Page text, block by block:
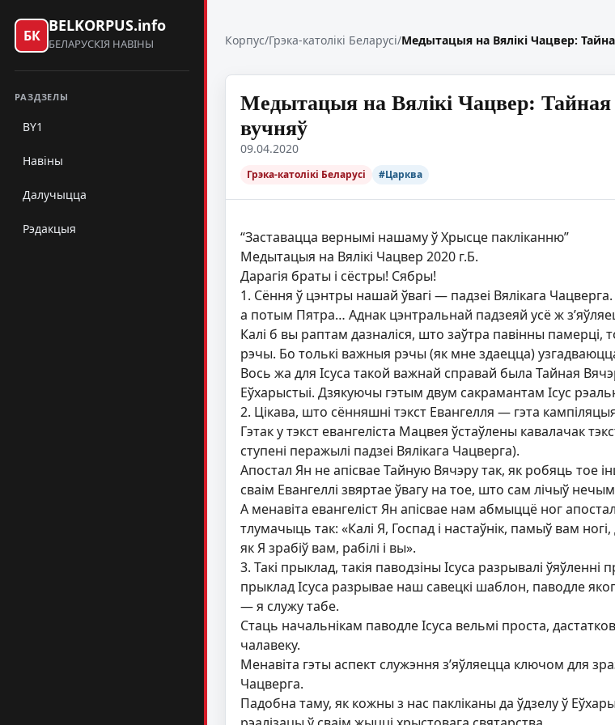
БК
BELKORPUS.info
БЕЛАРУСКІЯ НАВІНЫ
РАЗДЗЕЛЫ
BY1
Навіны
Далучыцца
Рэдакцыя
Корпус/Грэка-католікі Беларусі/Медытацыя на Вялікі Чацвер:
Медытацыя на Вялікі Чацвер: Тайная
вучняў
09.04.2020
Грэка-католікі Беларусі #Царква
“Заставацца вернымі нашаму ў Хрысце пакліканню”
Медытацыя на Вялікі Чацвер 2020 г.Б.
Дарагія браты і сёстры! Сябры!
1. Сёння ў цэнтры нашай ўвагі — падзеі Вялікага
а потым Пятра… Аднак цэнтральнай падзеяй усё ж
Калі б вы раптам дазналіся, што заўтра павінны
рэчы. Бо толькі важныя рэчы (як мне здаецца)
Вось жа для Ісуса такой важнай справай была Тайная
Еўхарыстыі. Дзякуючы гэтым двум сакрамантам Ісус
2. Цікава, што сённяшні тэкст Евангелля — гэта
Гэтак у тэкст евангеліста Мацвея ўстаўлены кавалачак
ступені перажылі падзеі Вялікага Чацверга).
Апостал Ян не апісвае Тайную Вячэру так, як робяць тое
сваім Евангеллі звяртае ўвагу на тое, што сам лічыў
А менавіта евангеліст Ян апісвае нам абмыццё ног
тлумачыць так: «Калі Я, Госпад і настаўнік, памыў вам
як Я зрабіў вам, рабілі і вы».
3. Такі прыклад, такія паводзіны Ісуса разрывалі
прыклад Ісуса разрывае наш савецкі шаблон, паводле
— я служу табе.
Стаць начальнікам паводле Ісуса вельмі проста,
чалавеку.
Менавіта гэты аспект служэння з’яўляецца ключом для
Чацверга.
Падобна таму, як кожны з нас пакліканы да ўдзелу ў